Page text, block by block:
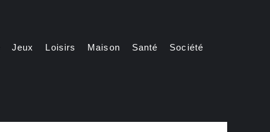
Jeux Loisirs Maison Santé Société
Automatically